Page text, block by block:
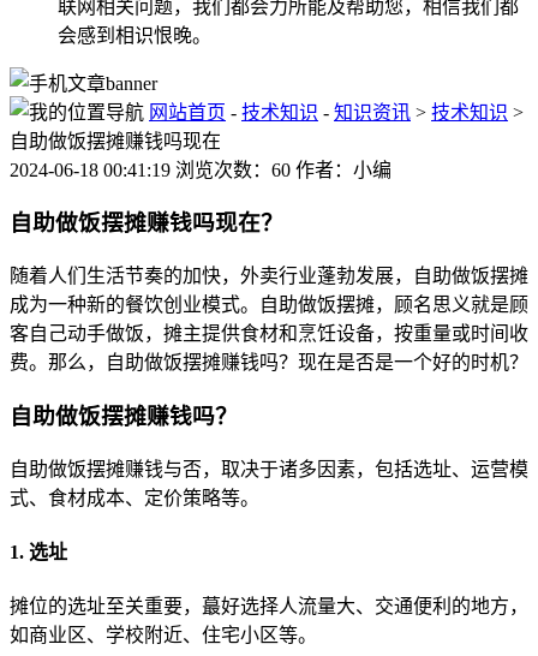
联网相关问题，我们都会力所能及帮助您，相信我们都
会感到相识恨晚。
网站首页 - 技术知识 - 知识资讯 > 技术知识 >
自助做饭摆摊赚钱吗现在
2024-06-18 00:41:19 浏览次数：60 作者：小编
自助做饭摆摊赚钱吗现在？
随着人们生活节奏的加快，外卖行业蓬勃发展，自助做饭摆摊
成为一种新的餐饮创业模式。自助做饭摆摊，顾名思义就是顾
客自己动手做饭，摊主提供食材和烹饪设备，按重量或时间收
费。那么，自助做饭摆摊赚钱吗？现在是否是一个好的时机？
自助做饭摆摊赚钱吗？
自助做饭摆摊赚钱与否，取决于诸多因素，包括选址、运营模
式、食材成本、定价策略等。
1. 选址
摊位的选址至关重要，蕞好选择人流量大、交通便利的地方，
如商业区、学校附近、住宅小区等。